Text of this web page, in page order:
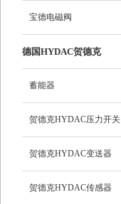
宝德电磁阀
德国HYDAC贺德克
蓄能器
贺德克HYDAC压力开关
贺德克HYDAC变送器
贺德克HYDAC传感器